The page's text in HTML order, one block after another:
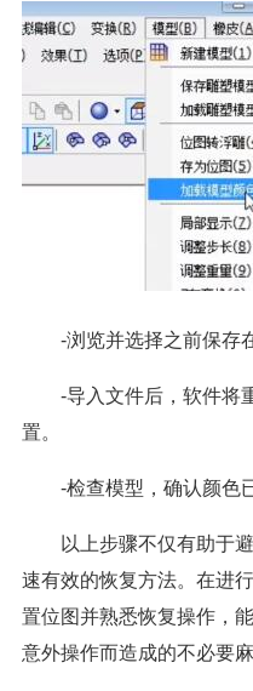
-浏览并选择之前保存
-导入文件后，软件将
置。
-检查模型，确认颜色
以上步骤不仅有助于
速有效的恢复方法。在进
置位图并熟悉恢复操作，
意外操作而造成的不必要麻